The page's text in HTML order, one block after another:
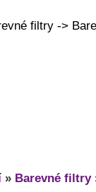
filtry ->
» Barevné filtry